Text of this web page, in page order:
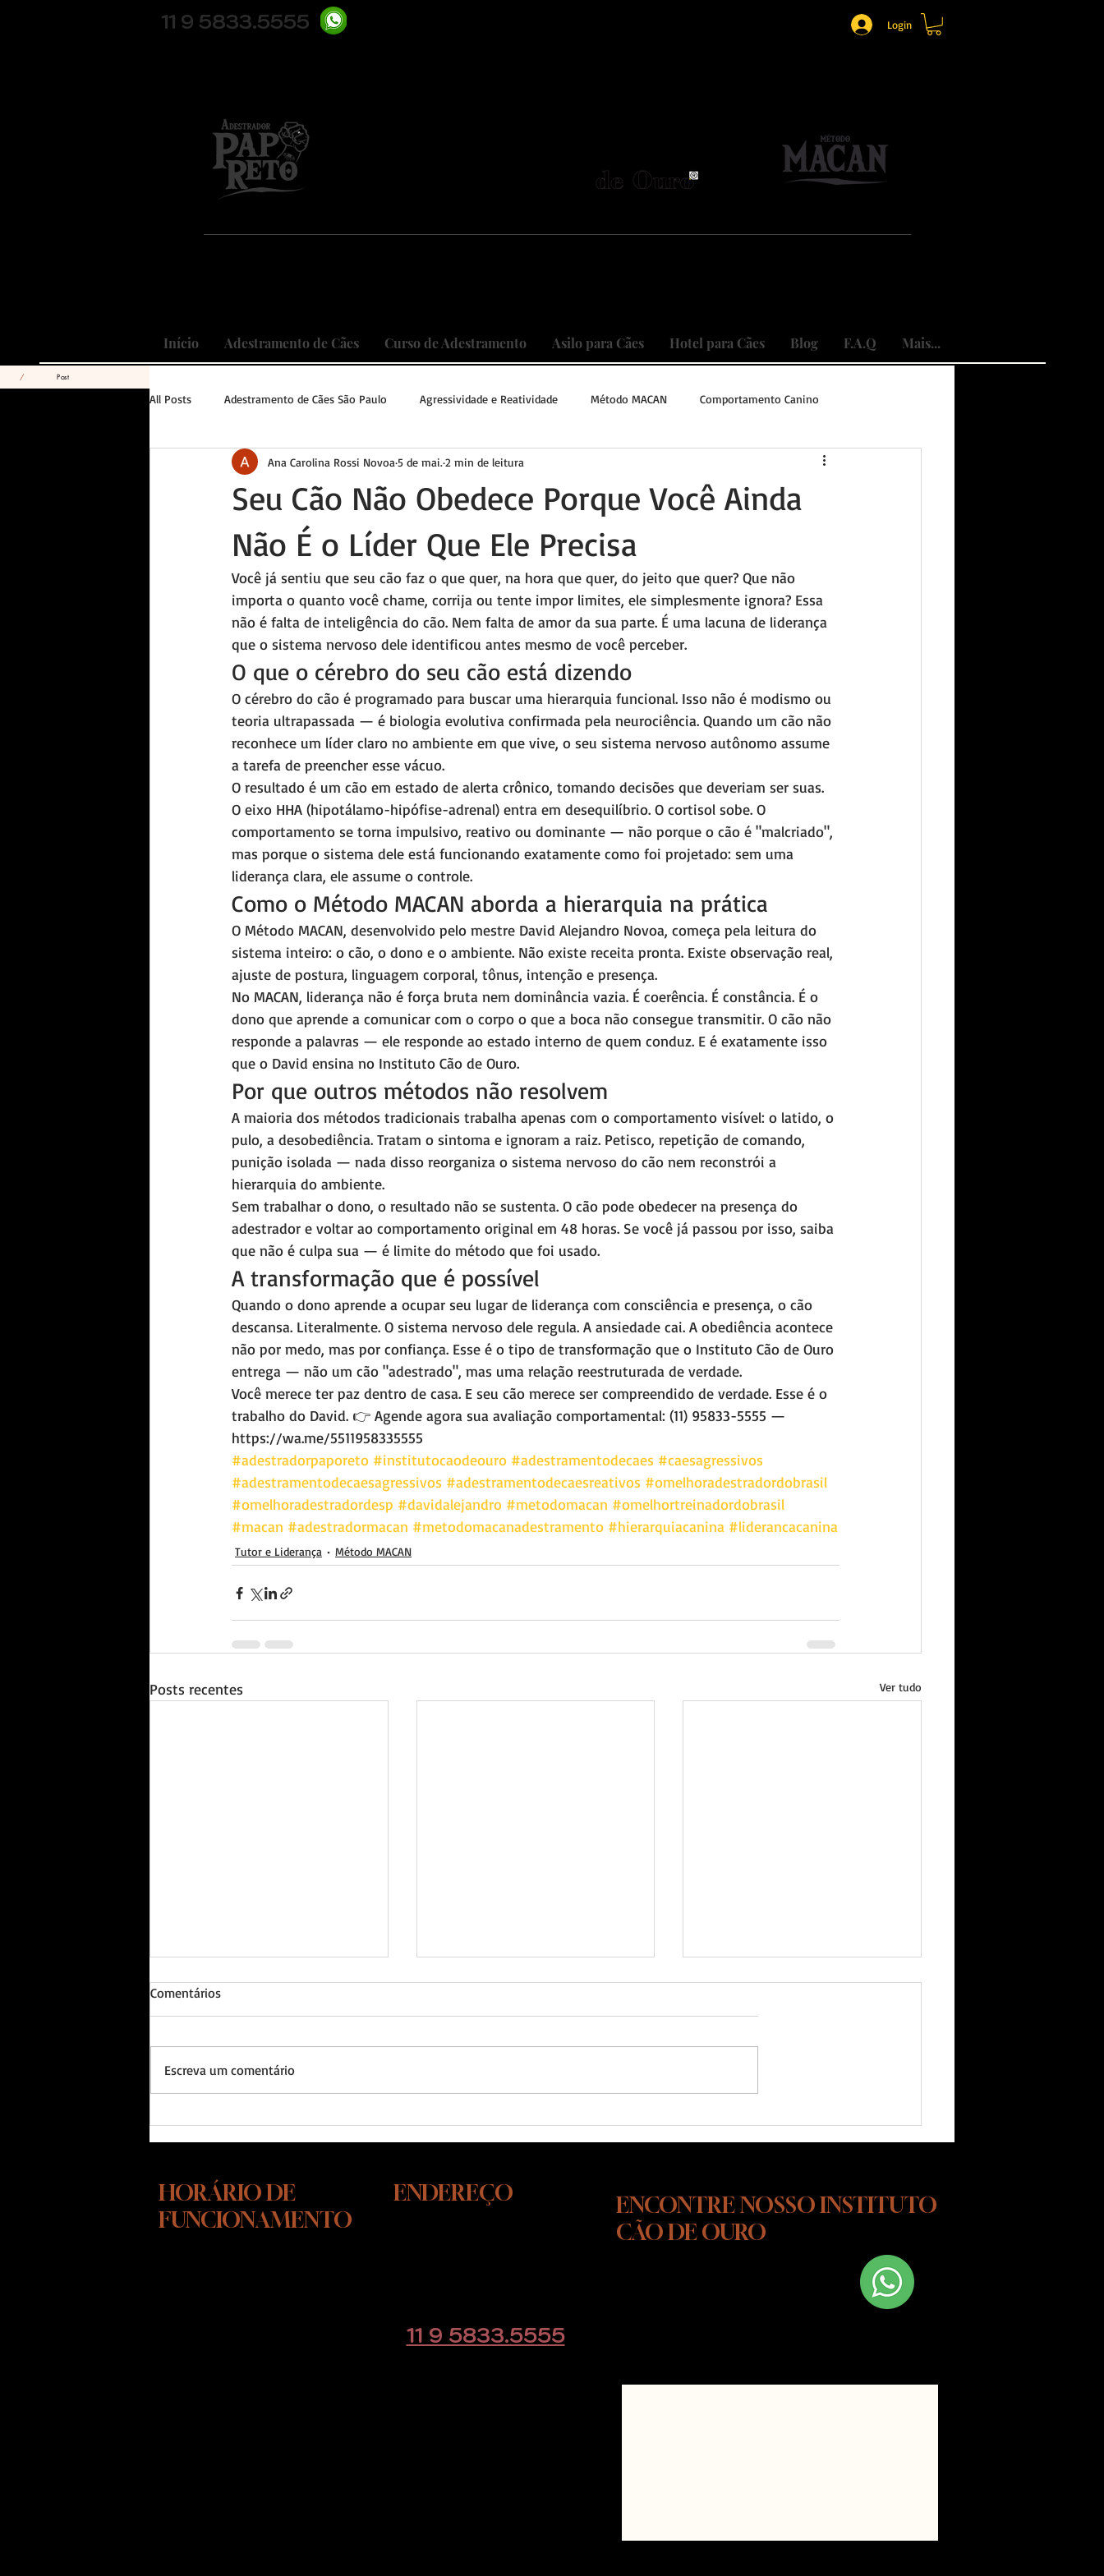
11 9 5833.5555 Login
Início Adestramento de Cães Curso de Adestramento Asilo para Cães Hotel para Cães Blog F.A.Q Mais...
All Posts Adestramento de Cães São Paulo Agressividade e Reatividade Método MACAN Comportamento Canino
Tutor e Liderança Casos Reais Fé e Propósito
Seu Cão Não Obedece Porque Você Ainda
Não É o Líder Que Ele Precisa
Ana Carolina Rossi Novoa 5 de mai.2 min de leitura
Você já sentiu que seu cão faz o que quer, na hora que quer, do jeito que quer? Que não
importa o quanto você chame, corrija ou tente impor limites, ele simplesmente ignora? Essa
não é falta de inteligência do cão. Nem falta de amor da sua parte. É uma lacuna de liderança
que o sistema nervoso dele identificou antes mesmo de você perceber.
O que o cérebro do seu cão está dizendo
O cérebro do cão é programado para buscar uma hierarquia funcional. Isso não é modismo ou
teoria ultrapassada — é biologia evolutiva confirmada pela neurociência. Quando um cão não
reconhece um líder claro no ambiente em que vive, o seu sistema nervoso autônomo assume
a tarefa de preencher esse vácuo.
O resultado é um cão em estado de alerta crônico, tomando decisões que deveriam ser suas.
O eixo HHA (hipotálamo-hipófise-adrenal) entra em desequilíbrio. O cortisol sobe. O
comportamento se torna impulsivo, reativo ou dominante — não porque o cão é "malcriado",
mas porque o sistema dele está funcionando exatamente como foi projetado: sem uma
liderança clara, ele assume o controle.
Como o Método MACAN aborda a hierarquia na prática
O Método MACAN, desenvolvido pelo mestre David Alejandro Novoa, começa pela leitura do
sistema inteiro: o cão, o dono e o ambiente. Não existe receita pronta. Existe observação real,
ajuste de postura, linguagem corporal, tônus, intenção e presença.
No MACAN, liderança não é força bruta nem dominância vazia. É coerência. É constância. É o
dono que aprende a comunicar com o corpo o que a boca não consegue transmitir. O cão não
responde a palavras — ele responde ao estado interno de quem conduz. E é exatamente isso
que o David ensina no Instituto Cão de Ouro.
Por que outros métodos não resolvem
A maioria dos métodos tradicionais trabalha apenas com o comportamento visível: o latido, o
pulo, a desobediência. Tratam o sintoma e ignoram a raiz. Petisco, repetição de comando,
punição isolada — nada disso reorganiza o sistema nervoso do cão nem reconstrói a
hierarquia do ambiente.
Sem trabalhar o dono, o resultado não se sustenta. O cão pode obedecer na presença do
adestrador e voltar ao comportamento original em 48 horas. Se você já passou por isso, saiba
que não é culpa sua — é limite do método que foi usado.
A transformação que é possível
Quando o dono aprende a ocupar seu lugar de liderança com consciência e presença, o cão
descansa. Literalmente. O sistema nervoso dele regula. A ansiedade cai. A obediência acontece
não por medo, mas por confiança. Esse é o tipo de transformação que o Instituto Cão de Ouro
entrega — não um cão "adestrado", mas uma relação reestruturada de verdade.
Você merece ter paz dentro de casa. E seu cão merece ser compreendido de verdade. Esse é o
trabalho do David. 👉 Agende agora sua avaliação comportamental: (11) 95833-5555 —
https://wa.me/5511958335555
#adestradorpaporeto #institutocaodeouro #adestramentodecaes #caesagressivos
#adestramentodecaesagressivos #adestramentodecaesreativos #omelhoradestradordobrasil
#omelhoradestradordesp #davidalejandro #metodomacan #omelhortreinadordobrasil
#macan #adestradormacan #metodomacanadestramento #hierarquiacanina #liderancacanina
Tutor e Liderança Método MACAN
Posts recentes Ver tudo
Comentários
Escreva um comentário
/ Post
HORÁRIO DE
FUNCIONAMENTO
ENDEREÇO
11 9 5833.5555
ENCONTRE NOSSO INSTITUTO
CÃO DE OURO